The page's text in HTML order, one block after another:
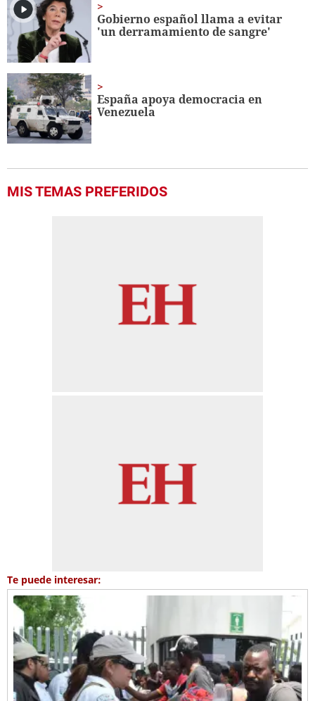
Gobierno español llama a evitar
'un derramamiento de sangre'
España apoya democracia en
Venezuela
MIS TEMAS PREFERIDOS
Te puede interesar: